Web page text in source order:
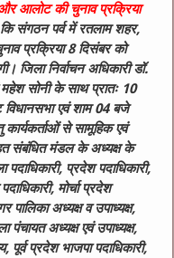
आलोट की चुनाव प्रक्रिया
कि संगठन पर्व में रतलाम शहर,
प्रक्रिया 8 दिसंबर को
जिला निर्वाचन अधिकारी डॉ.
सोनी के साथ प्रातः 10
एवं शाम 04 बजे
से सामूहिक एवं
संबंधित मंडल के अध्यक्ष के
प्रदेश पदाधिकारी,
मोर्चा प्रदेश
पालिका अध्यक्ष व उपाध्यक्ष,
अध्यक्ष एवं उपाध्यक्ष,
प्रदेश भाजपा पदाधिकारी,